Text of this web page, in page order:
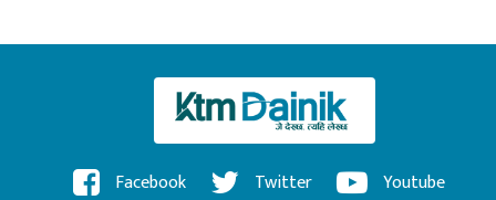
Facebook Twitter Youtube